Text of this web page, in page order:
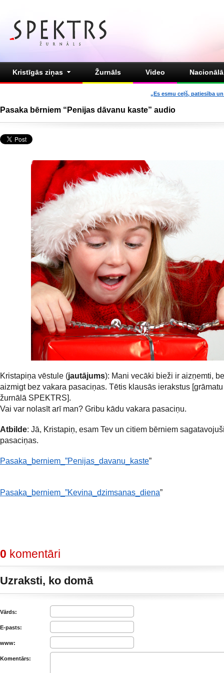
Kristīgās ziņas Žurnāls Video
„Es esmu ceļš, patiesība
Pasaka bērniem “Penijas dāvanu kaste” audio
Kristapiņa vēstule (jautājums): Mani vecāki bieži ir aizņemti,
aizmigt bez vakara pasaciņas. Tētis klausās ierakstus
žurnālā SPEKTRS].
Vai var nolasīt arī man? Gribu kādu vakara pasaciņu.
Atbilde: Jā, Kristapiņ, esam Tev un citiem bērniem
pasaciņas.
Pasaka_berniem_”Penijas_davanu_kaste”
Pasaka_berniem_”Kevina_dzimsanas_diena”
0 komentāri
Uzraksti, ko domā
Vārds:
E-pasts:
www:
Komentārs: